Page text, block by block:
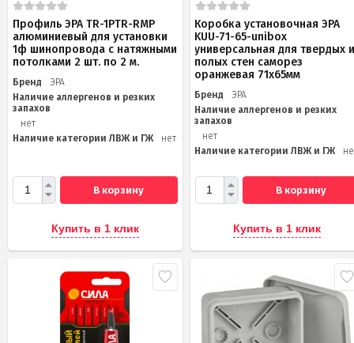
Профиль ЭРА TR-1PTR-RMP
алюминиевый для установки
1ф шинопровода с натяжными
потолками 2 шт. по 2 м.
Бренд
ЭРА
Наличие аллергенов и резких
запахов
нет
Наличие категории ЛВЖ и ГЖ
нет
В корзину
Купить в 1 клик
Коробка установочная ЭРА
KUU-71-65-unibox
универсальная для твердых
полых стен саморез
оранжевая 71х65мм
Бренд
ЭРА
Наличие аллергенов и резких
запахов
нет
Наличие категории ЛВЖ и ГЖ
В корзину
Купить в 1 клик